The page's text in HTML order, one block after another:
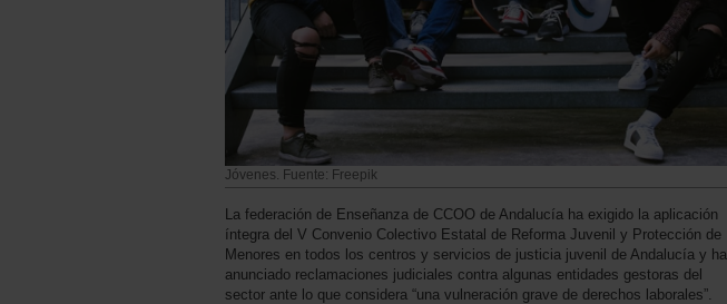
Jóvenes. Fuente: Freepik
La federación de Enseñanza de CCOO de Andalucía ha exigido la aplicación
íntegra del V Convenio Colectivo Estatal de Reforma Juvenil y Protección de
Menores en todos los centros y servicios de justicia juvenil de Andalucía y ha
anunciado reclamaciones judiciales contra algunas entidades gestoras del
sector ante lo que considera “una vulneración grave de derechos laborales”.